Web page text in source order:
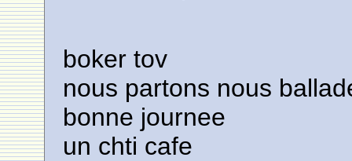
boker tov
nous partons nous
bonne journee
un chti cafe